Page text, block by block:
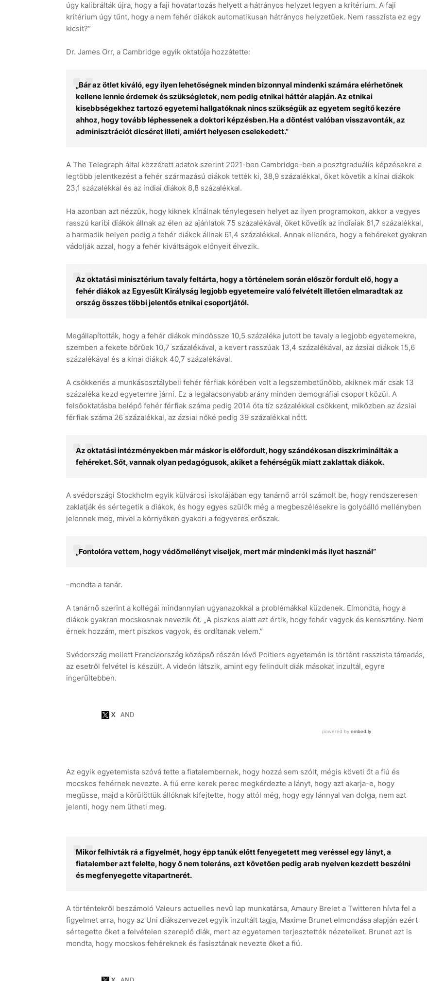
úgy kalibrálták újra, hogy a faji hovatartozás helyett a hátrányos helyzet legyen a kritérium. A faji
kritérium úgy tűnt, hogy a nem fehér diákok automatikusan hátrányos helyzetűek. Nem rasszista ez egy
kicsit?”
Dr. James Orr, a Cambridge egyik oktatója hozzátette:
„Bár az ötlet kiváló, egy ilyen lehetőségnek minden bizonnyal mindenki számára elérhetőnek
kellene lennie érdemek és szükségletek, nem pedig etnikai háttér alapján. Az etnikai
kisebbségekhez tartozó egyetemi hallgatóknak nincs szükségük az egyetem segítő kezére
ahhoz, hogy tovább léphessenek a doktori képzésben. Ha a döntést valóban visszavonták, az
adminisztrációt dicséret illeti, amiért helyesen cselekedett.”
A The Telegraph által közzétett adatok szerint 2021-ben Cambridge-ben a posztgraduális képzésekre a
legtöbb jelentkezést a fehér származású diákok tették ki, 38,9 százalékkal, őket követik a kínai diákok
23,1 százalékkal és az indiai diákok 8,8 százalékkal.
Ha azonban azt nézzük, hogy kiknek kínálnak ténylegesen helyet az ilyen programokon, akkor a vegyes
rasszú karibi diákok állnak az élen az ajánlatok 75 százalékával, őket követik az indiaiak 61,7 százalékkal,
a harmadik helyen pedig a fehér diákok állnak 61,4 százalékkal. Annak ellenére, hogy a fehéreket gyakran
vádolják azzal, hogy a fehér kiváltságok előnyeit élvezik.
Az oktatási minisztérium tavaly feltárta, hogy a történelem során először fordult elő, hogy a
fehér diákok az Egyesült Királyság legjobb egyetemeire való felvételt illetően elmaradtak az
ország összes többi jelentős etnikai csoportjától.
Megállapították, hogy a fehér diákok mindössze 10,5 százaléka jutott be tavaly a legjobb egyetemekre,
szemben a fekete bőrűek 10,7 százalékával, a kevert rasszúak 13,4 százalékával, az ázsiai diákok 15,6
százalékával és a kínai diákok 40,7 százalékával.
A csökkenés a munkásosztálybeli fehér férfiak körében volt a legszembetűnőbb, akiknek már csak 13
százaléka kezd egyetemre járni. Ez a legalacsonyabb arány minden demográfiai csoport közül. A
felsőoktatásba belépő fehér férfiak száma pedig 2014 óta tíz százalékkal csökkent, miközben az ázsiai
férfiak száma 26 százalékkal, az ázsiai nőké pedig 39 százalékkal nőtt.
Az oktatási intézményekben már máskor is előfordult, hogy szándékosan diszkriminálták a
fehéreket. Sőt, vannak olyan pedagógusok, akiket a fehérségük miatt zaklattak diákok.
A svédországi Stockholm egyik külvárosi iskolájában egy tanárnő arról számolt be, hogy rendszeresen
zaklatják és sértegetik a diákok, és hogy egyes szülők még a megbeszélésekre is golyóálló mellényben
jelennek meg, mivel a környéken gyakori a fegyveres erőszak.
„Fontolóra vettem, hogy védőmellényt viseljek, mert már mindenki más ilyet használ”
–mondta a tanár.
A tanárnő szerint a kollégái mindannyian ugyanazokkal a problémákkal küzdenek. Elmondta, hogy a
diákok gyakran mocskosnak nevezik őt. „A piszkos alatt azt értik, hogy fehér vagyok és keresztény. Nem
érnek hozzám, mert piszkos vagyok, és ordítanak velem.”
Svédország mellett Franciaország középső részén lévő Poitiers egyetemén is történt rasszista támadás,
az esetről felvétel is készült. A videón látszik, amint egy felindult diák másokat inzultál, egyre
ingerültebben.
Az egyik egyetemista szóvá tette a fiatalembernek, hogy hozzá sem szólt, mégis követi őt a fiú és
mocskos fehérnek nevezte. A fiú erre kerek perec megkérdezte a lányt, hogy azt akarja-e, hogy
megüsse, majd a körülöttük állóknak kifejtette, hogy attól még, hogy egy lánnyal van dolga, nem azt
jelenti, hogy nem ütheti meg.
Mikor felhívták rá a figyelmét, hogy épp tanúk előtt fenyegetett meg veréssel egy lányt, a
fiatalember azt felelte, hogy ő nem toleráns, ezt követően pedig arab nyelven kezdett beszélni
és megfenyegette vitapartnerét.
A történtekről beszámoló Valeurs actuelles nevű lap munkatársa, Amaury Brelet a Twitteren hívta fel a
figyelmet arra, hogy az Uni diákszervezet egyik inzultált tagja, Maxime Brunet elmondása alapján ezért
sértegette őket a felvételen szereplő diák, mert az egyetemen terjesztették nézeteiket. Brunet azt is
mondta, hogy mocskos fehéreknek és fasisztának nevezte őket a fiú.